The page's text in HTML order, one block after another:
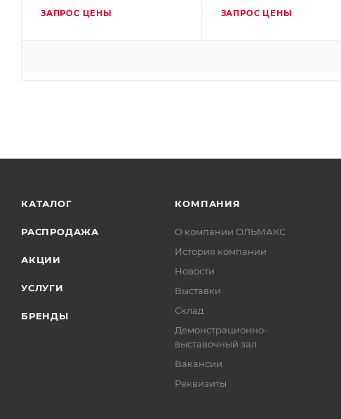
ЗАПРОС ЦЕНЫ ЗАПРОС ЦЕНЫ
КАТАЛОГ
РАСПРОДАЖА
АКЦИИ
УСЛУГИ
БРЕНДЫ
КОМПАНИЯ
О компании ОЛЬМАКС
История компании
Новости
Выставки
Склад
Демонстрационно-
выставочный зал
Вакансии
Реквизиты